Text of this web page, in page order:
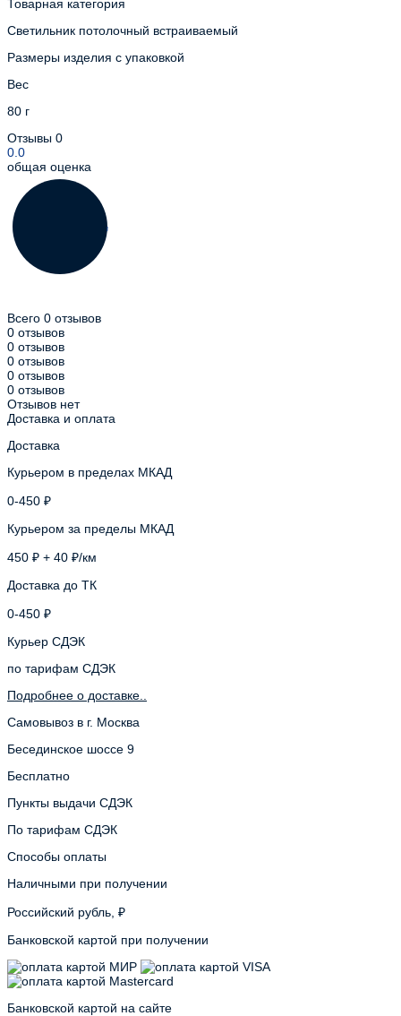
Товарная категория
Светильник потолочный встраиваемый
Размеры изделия с упаковкой
Вес
80 г
Отзывы 0
0.0
общая оценка
Всего 0 отзывов
0 отзывов
0 отзывов
0 отзывов
0 отзывов
0 отзывов
Отзывов нет
Доставка и оплата
Доставка
Курьером в пределах МКАД
0-450 ₽
Курьером за пределы МКАД
450 ₽ + 40 ₽/км
Доставка до ТК
0-450 ₽
Курьер СДЭК
по тарифам СДЭК
Подробнее о доставке..
Самовывоз в г. Москва
Бесединское шоссе 9
Бесплатно
Пункты выдачи СДЭК
По тарифам СДЭК
Способы оплаты
Наличными при получении
Российский рубль, ₽
Банковской картой при получении
Банковской картой на сайте